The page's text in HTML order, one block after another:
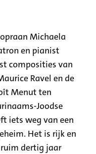
Michaela
en pianist
composities van
Ravel en de
Menut ten
Joodse
iets weg van een
Het is rijk en
dertig jaar